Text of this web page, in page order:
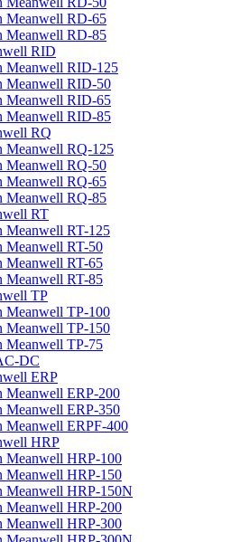
Meanwell RD-65
Meanwell RD-85
RID
Meanwell RID-125
Meanwell RID-50
Meanwell RID-65
Meanwell RID-85
RQ
Meanwell RQ-125
Meanwell RQ-50
Meanwell RQ-65
Meanwell RQ-85
RT
Meanwell RT-125
Meanwell RT-50
Meanwell RT-65
Meanwell RT-85
TP
Meanwell TP-100
Meanwell TP-150
Meanwell TP-75
DC
ERP
Meanwell ERP-200
Meanwell ERP-350
Meanwell ERPF-400
HRP
Meanwell HRP-100
Meanwell HRP-150
Meanwell HRP-150N
Meanwell HRP-200
Meanwell HRP-300